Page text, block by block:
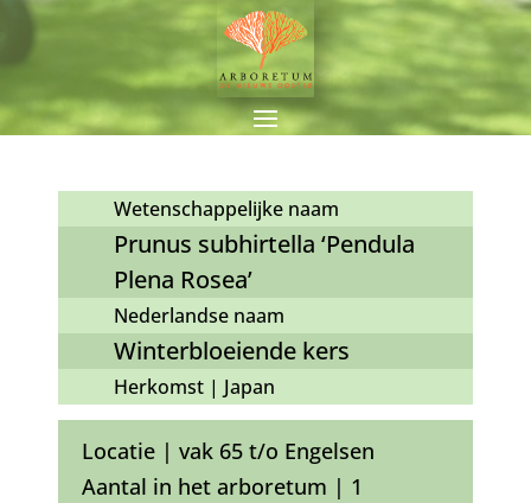
Wetenschappelijke naam
Prunus subhirtella ‘Pendula
Plena Rosea’
Nederlandse naam
Winterbloeiende kers
Herkomst | Japan
Locatie | vak 65 t/o Engelsen
Aantal in het arboretum | 1